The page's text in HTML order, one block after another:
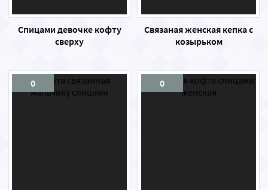
Спицами девочке кофту
сверху
Связаная женская кепка с
козырьком
0 0